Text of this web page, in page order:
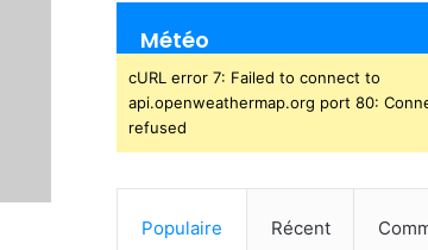
Météo
cURL error 7: Failed to connect to
api.openweathermap.org port 80:
refused
Populaire Récent